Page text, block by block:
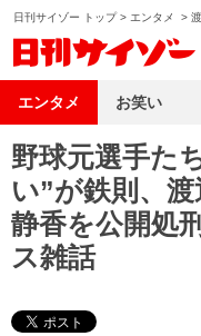
日刊サイゾー トップ> エンタメ >
野球元選手た
い”が鉄則、
静香を公開処
ス雑話
エンタメ お笑い